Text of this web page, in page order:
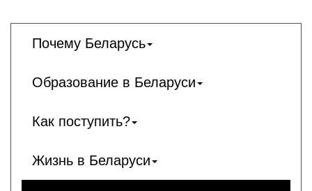
Почему Беларусь
Образование в Беларуси
Как поступить?
Жизнь в Беларуси